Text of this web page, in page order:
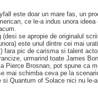
este doar un mare fas, un
ce le-a indus unora
(desi se apropie de originalul
este unul dintre cei mai
fara pic de carisma si talent
urmarind toate James
Pierce Brosnan, pot spune ca
mai schimba ceva pe la
si Quantum of Solace nici nu le-